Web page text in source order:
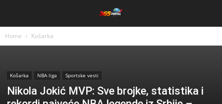
Home Košarka
Košarka NBA liga Sportske vesti
Nikola Jokić MVP: Sve brojke, statistika i